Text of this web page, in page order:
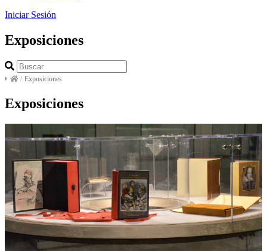
Iniciar Sesión
Exposiciones
/ Exposiciones
Exposiciones